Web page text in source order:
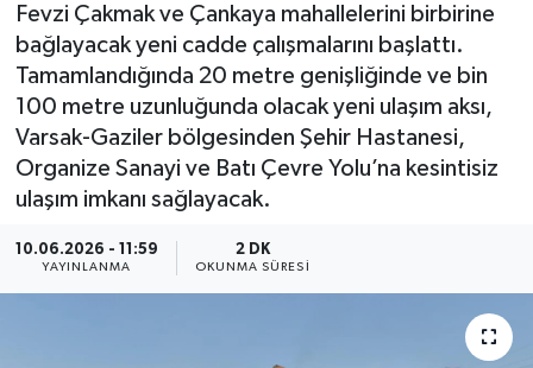
Fevzi Çakmak ve Çankaya mahallelerini birbirine
bağlayacak yeni cadde çalışmalarını başlattı.
Tamamlandığında 20 metre genişliğinde ve bin
100 metre uzunluğunda olacak yeni ulaşım aksı,
Varsak-Gaziler bölgesinden Şehir Hastanesi,
Organize Sanayi ve Batı Çevre Yolu’na kesintisiz
ulaşım imkanı sağlayacak.
10.06.2026 - 11:59
YAYINLANMA
2 DK
OKUNMA SÜRESI